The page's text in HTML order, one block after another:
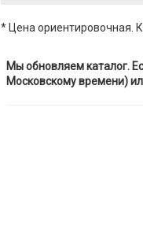
* Цена ориентировочная.
Мы обновляем каталог.
Московскому времени)